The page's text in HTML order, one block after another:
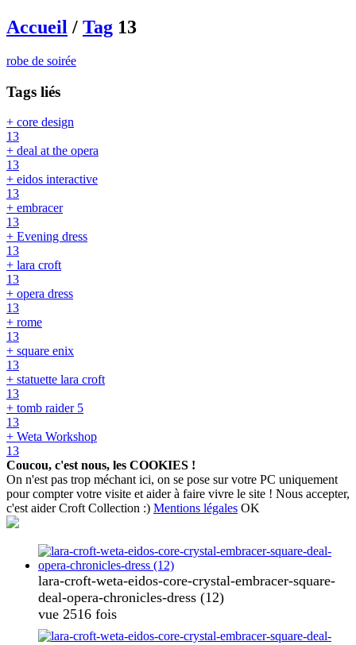
Accueil / Tag 13
robe de soirée
Tags liés
+ core design
13
+ deal at the opera
13
+ eidos interactive
13
+ embracer
13
+ Evening dress
13
+ lara croft
13
+ opera dress
13
+ rome
13
+ square enix
13
+ statuette lara croft
13
+ tomb raider 5
13
+ Weta Workshop
13
Coucou, c'est nous, les COOKIES !
On n'est pas trop méchant ici, on se pose sur votre PC uniquement
pour compter votre visite et aider à faire vivre le site ! Nous accepter,
c'est aider Croft Collection :) Mentions légales OK
lara-croft-weta-eidos-core-crystal-embracer-square-
deal-opera-chronicles-dress (12)
vue 2516 fois